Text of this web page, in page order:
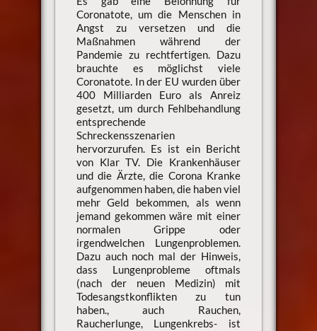
Coronatote, um die Menschen in
Angst zu versetzen und die
Maßnahmen während der
Pandemie zu rechtfertigen. Dazu
brauchte es möglichst viele
Coronatote. In der EU wurden über
400 Milliarden Euro als Anreiz
gesetzt, um durch Fehlbehandlung
entsprechende
Schreckensszenarien
hervorzurufen. Es ist ein Bericht
von Klar TV. Die Krankenhäuser
und die Ärzte, die Corona Kranke
aufgenommen haben, die haben viel
mehr Geld bekommen, als wenn
jemand gekommen wäre mit einer
normalen Grippe oder
irgendwelchen Lungenproblemen.
Dazu auch noch mal der Hinweis,
dass Lungenprobleme oftmals
(nach der neuen Medizin) mit
Todesangstkonflikten zu tun
haben., auch Rauchen,
Raucherlunge, Lungenkrebs- ist